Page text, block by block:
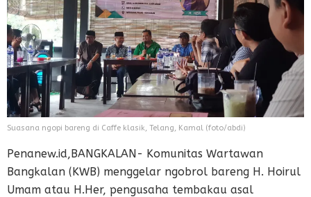
Suasana ngopi bareng di Caffe klasik, Telang, Kamal (foto/abdi)
Penanew.id,BANGKALAN- Komunitas Wartawan
Bangkalan (KWB) menggelar ngobrol bareng H. Hoirul
Umam atau H.Her, pengusaha tembakau asal